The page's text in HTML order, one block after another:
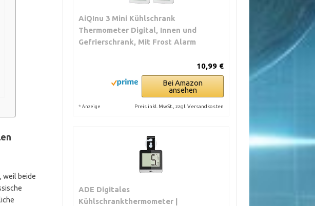
weil beide
AiQInu 3 Mini Kühlschrank
Thermometer Digital, Innen und
Gefrierschrank, Mit Frost Alarm
10,99 €
Bei Amazon
ansehen
* Anzeige Preis inkl. MwSt., zzgl. Versandkosten
ADE Digitales
Kühlschrankthermometer |